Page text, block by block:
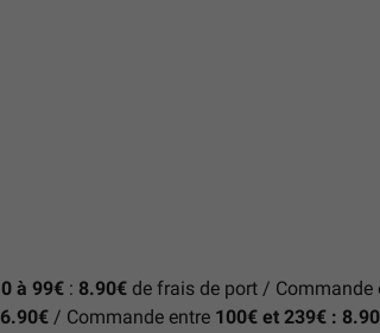
0 à 99€ : 8.90€ de frais de port / Commande
6.90€ / Commande entre 100€ et 239€ :